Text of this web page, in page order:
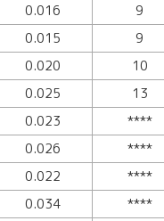
0.016 9
0.015 9
0.020 10
0.025 13
0.023 ****
0.026 ****
0.022 ****
0.034 ****